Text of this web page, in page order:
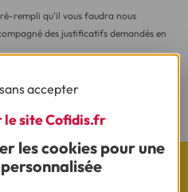
rempli qu'il vous faudra nous
des justificatifs demandés en
accepter
le site Cofidis.fr
les cookies pour une